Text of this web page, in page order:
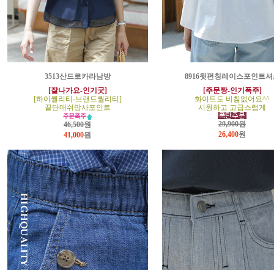
3513산드로카라남방
[잘나가요-인기굿]
[하이퀄리티-브랜드퀄리티]
끝단매쉬망사포인트
46,500원
41,000원
8916뒷펀칭레이스포인트셔
[주문짱-인기폭주]
화이트도 비침없어요^^
시원하고 고급스럽게
29,900원
26,400원